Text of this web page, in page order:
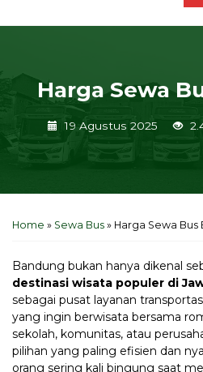
Harga Sewa
19 Agustus 2025
Home » Sewa Bus » Harga Sewa Bus
Bandung bukan hanya dikenal
destinasi wisata populer di
sebagai pusat layanan
yang ingin berwisata bersama
sekolah, komunitas, atau
pilihan yang paling efisien dan
orang sering kali bingung saat